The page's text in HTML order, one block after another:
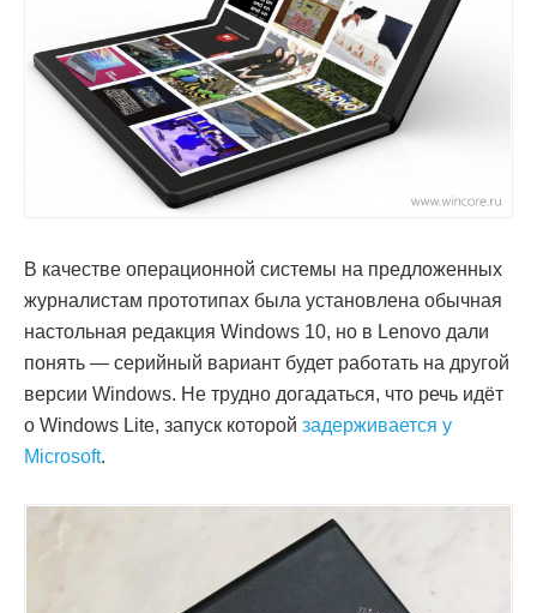
В качестве операционной системы на предложенных
журналистам прототипах была установлена обычная
настольная редакция Windows 10, но в Lenovo дали
понять — серийный вариант будет работать на другой
версии Windows. Не трудно догадаться, что речь идёт
о Windows Lite, запуск которой задерживается у
Microsoft.